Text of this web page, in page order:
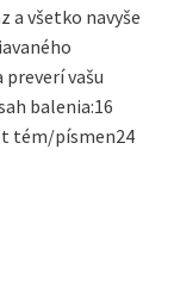
a všetko navyše
vašu
balenia:16
tém/písmen24